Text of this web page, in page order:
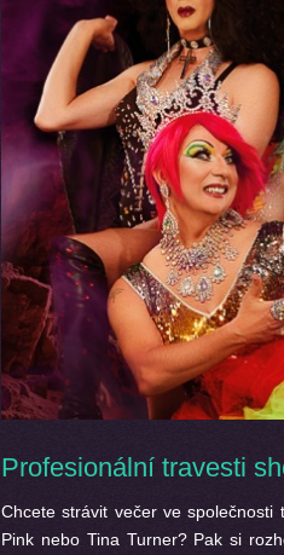
Profesionální travesti
Chcete strávit večer ve společnosti
Pink nebo Tina Turner? Pak si